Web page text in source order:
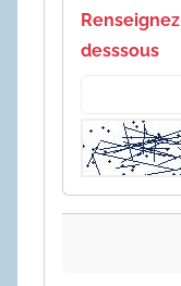
desssous